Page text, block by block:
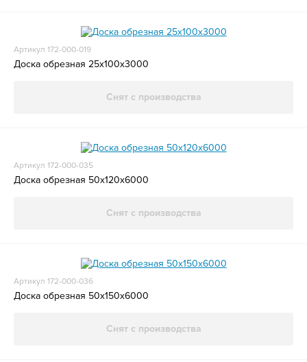
Артикул 172-000-019
Доска обрезная 25x100x3000
Снят с производства
Артикул 172-000-035
Доска обрезная 50x120x6000
Снят с производства
Артикул 172-000-036
Доска обрезная 50x150x6000
Снят с производства